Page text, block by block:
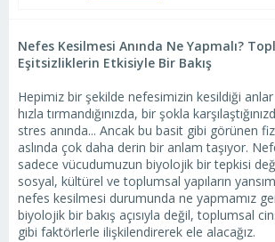
a
a
r
i
i
Nefes Kesilmesi Anında Ne Yapmalı?
Eşitsizliklerin Etkisiyle Bir Bakış
Hepimiz bir şekilde nefesimizin kesildiği anlar
hızla tırmandığınızda, bir şokla
stres anında... Ancak bu basit gibi görünen
aslında çok daha derin bir anlam taşıyor.
sadece vücudumuzun biyolojik bir tepkisi
sosyal, kültürel ve toplumsal yapıların
nefes kesilmesi durumunda ne yapmamız
biyolojik bir bakış açısıyla değil, toplumsal
gibi faktörlerle ilişkilendirerek ele alacağız.